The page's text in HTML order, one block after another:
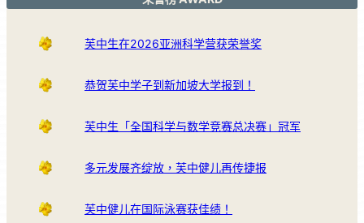
芙中生在2026亚洲科学营获荣誉奖
恭贺芙中学子到新加坡大学报到！
芙中生「全国科学与数学竞赛总决赛」冠军
多元发展齐绽放，芙中健儿再传捷报
芙中健儿在国际泳赛获佳绩！